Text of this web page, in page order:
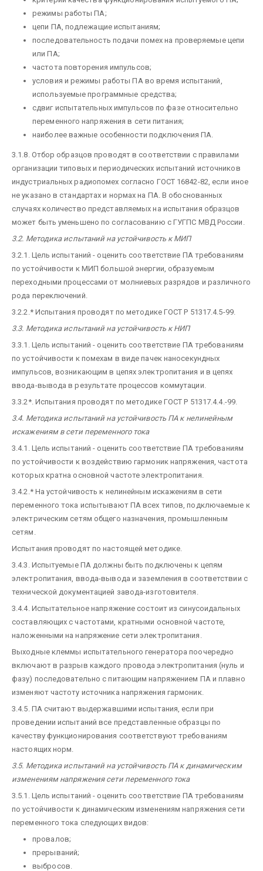
режимы работы ПА;
цепи ПА, подлежащие испытаниям;
последовательность подачи помех на проверяемые цепи
или ПА;
частота повторения импульсов;
условия и режимы работы ПА во время испытаний,
используемые программные средства;
сдвиг испытательных импульсов по фазе относительно
переменного напряжения в сети питания;
наиболее важные особенности подключения ПА.
3.1.8. Отбор образцов проводят в соответствии с правилами
организации типовых и периодических испытаний источников
индустриальных радиопомех согласно ГОСТ 16842-82, если иное
не указано в стандартах и нормах на ПА. В обоснованных
случаях количество представляемых на испытания образцов
может быть уменьшено по согласованию с ГУГПС МВД России.
3.2. Методика испытаний на устойчивость к МИП
3.2.1. Цель испытаний - оценить соответствие ПА требованиям
по устойчивости к МИП большой энергии, образуемым
переходными процессами от молниевых разрядов и различного
рода переключений.
3.2.2.* Испытания проводят по методике ГОСТ Р 51317.4.5-99.
3.3. Методика испытаний на устойчивость к НИП
3.3.1. Цель испытаний - оценить соответствие ПА требованиям
по устойчивости к помехам в виде пачек наносекундных
импульсов, возникающим в цепях электропитания и в цепях
ввода-вывода в результате процессов коммутации.
3.3.2*. Испытания проводят по методике ГОСТ Р 51317.4.4.-99.
3.4. Методика испытаний на устойчивость ПА к нелинейным
искажениям в сети переменного тока
3.4.1. Цель испытаний - оценить соответствие ПА требованиям
по устойчивости к воздействию гармоник напряжения, частота
которых кратна основной частоте электропитания.
3.4.2.* На устойчивость к нелинейным искажениям в сети
переменного тока испытывают ПА всех типов, подключаемые к
электрическим сетям общего назначения, промышленным
сетям.
Испытания проводят по настоящей методике.
3.4.3. Испытуемые ПА должны быть подключены к цепям
электропитания, ввода-вывода и заземления в соответствии с
технической документацией завода-изготовителя.
3.4.4. Испытательное напряжение состоит из синусоидальных
составляющих с частотами, кратными основной частоте,
наложенными на напряжение сети электропитания.
Выходные клеммы испытательного генератора поочередно
включают в разрыв каждого провода электропитания (нуль и
фазу) последовательно с питающим напряжением ПА и плавно
изменяют частоту источника напряжения гармоник.
3.4.5. ПА считают выдержавшими испытания, если при
проведении испытаний все представленные образцы по
качеству функционирования соответствуют требованиям
настоящих норм.
3.5. Методика испытаний на устойчивость ПА к динамическим
изменениям напряжения сети переменного тока
3.5.1. Цель испытаний - оценить соответствие ПА требованиям
по устойчивости к динамическим изменениям напряжения сети
переменного тока следующих видов:
провалов;
прерываний;
выбросов.